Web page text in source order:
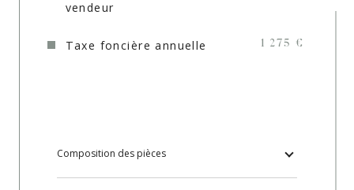
Cave
Exposition Sud
vendeur
Taxe foncière annuelle 1 275 €
Composition des pièces